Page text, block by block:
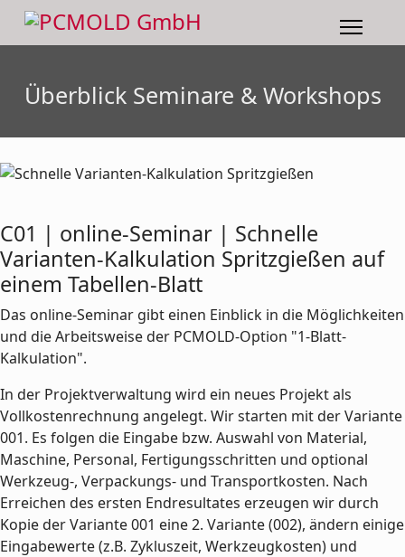
Überblick Seminare & Workshops
C01 | online-Seminar | Schnelle
Varianten-Kalkulation Spritzgießen auf
einem Tabellen-Blatt
Das online-Seminar gibt einen Einblick in die Möglichkeiten
und die Arbeitsweise der PCMOLD-Option "1-Blatt-
Kalkulation".
In der Projektverwaltung wird ein neues Projekt als
Vollkostenrechnung angelegt. Wir starten mit der Variante
001. Es folgen die Eingabe bzw. Auswahl von Material,
Maschine, Personal, Fertigungsschritten und optional
Werkzeug-, Verpackungs- und Transportkosten. Nach
Erreichen des ersten Endresultates erzeugen wir durch
Kopie der Variante 001 eine 2. Variante (002), ändern einige
Eingabewerte (z.B. Zykluszeit, Werkzeugkosten) und